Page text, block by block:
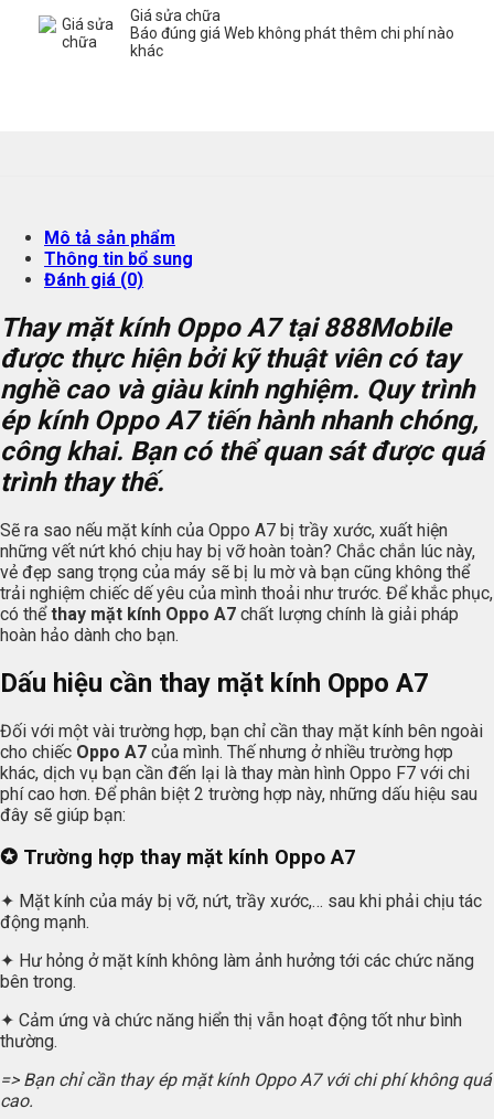
Giá sửa chữa
Báo đúng giá Web không phát thêm chi phí nào
khác
Mô tả sản phẩm
Thông tin bổ sung
Đánh giá (0)
Thay mặt kính Oppo A7 tại888Mobile
được thực hiện bởi kỹ thuật viên có tay
nghề cao và giàu kinh nghiệm. Quy trình
ép kính Oppo A7 tiến hành nhanh chóng,
công khai. Bạn có thể quan sát được quá
trình thay thế.
Sẽ ra sao nếu mặt kính của Oppo A7 bị trầy xước, xuất hiện
những vết nứt khó chịu hay bị vỡ hoàn toàn? Chắc chắn lúc này,
vẻ đẹp sang trọng của máy sẽ bị lu mờ và bạn cũng không thể
trải nghiệm chiếc dế yêu của mình thoải như trước. Để khắc phục,
có thểthay mặt kính Oppo A7 chất lượng chính là giải pháp
hoàn hảo dành cho bạn.
Dấu hiệu cần thay mặt kính Oppo A7
Đối với một vài trường hợp, bạn chỉ cần thay mặt kính bên ngoài
cho chiếc Oppo A7 của mình. Thế nhưng ở nhiều trường hợp
khác, dịch vụ bạn cần đến lại là thay màn hình Oppo F7 với chi
phí cao hơn. Để phân biệt 2 trường hợp này, những dấu hiệu sau
đây sẽ giúp bạn:
✪ Trường hợp thay mặt kính Oppo A7
✦ Mặt kính của máy bị vỡ, nứt, trầy xước,… sau khi phải chịu tác
động mạnh.
✦ Hư hỏng ở mặt kính không làm ảnh hưởng tới các chức năng
bên trong.
✦ Cảm ứng và chức năng hiển thị vẫn hoạt động tốt như bình
thường.
=> Bạn chỉ cần thay ép mặt kính Oppo A7 với chi phí không quá
cao.